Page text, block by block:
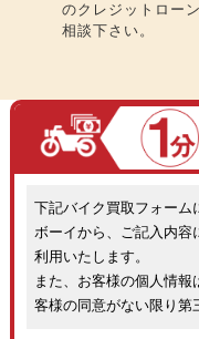
のクレジットロー
相談下さい。
下記バイク買取フォーム
ボーイから、ご記入内容
利用いたします。
また、お客様の個人情
客様の同意がない限り第